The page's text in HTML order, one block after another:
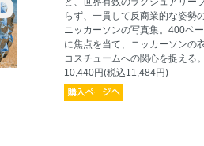
らず、一貫して反商業的な姿勢
ニッカーソンの写真集。400ペ
に焦点を当て、ニッカーソンの
コスチュームへの関心を捉える
10,440円(税込11,484円)